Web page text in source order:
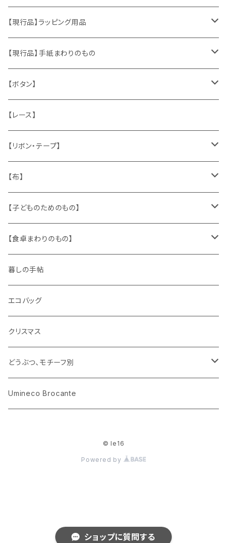
ショップに質問する
おもちゃ、ぬいぐるみ
くま、テディベア
うさぎ
キャラクター
ピノキオ
ヴィンテージファブリック
ハンドメイド製品
お部屋に飾るもの
メタル製品
缶、箱
陶磁器
文房具
木製品
ミニチュア、ドールハウス
切手、FDC
ポストカード、カレンダー
マッチラベル、食品ラベル
蔵書票、荷札、ビュバー、伝票
シール、ステッカー、クロモス
袋、箱、ナプキン、コースター
パズル、ゲーム
古本、古雑誌、古えほん
古レコード
古せっけん
ラッピングペーパー、壁紙
【現行品】ラッピング用品
伝票、タグ、シール
袋、ラッピングペーパー
ひも、テープ
【現行品】手紙まわりのもの
封筒、ポストカード
切手
スタンプ
文房具
【ボタン】
木
貝
メタル
ガラス
プラスチック
紙
【レース】
【リボン・テープ】
チロルテープ・イニシャルテープ
トリム
ワッペン
【布】
キッチンクロス、ナプキン
ニット
布地
【子どものためのもの】
身に着けるもの
【食卓まわりのもの】
ガラス
花びん
小物入れ
陶磁器
カップアンドソーサー
プレート
木製品
ホーロー
メタル
暮しの手帖
エコバッグ
クリスマス
どうぶつ、モチーフ別
くま、ベア
Umineco Brocante
© le16
Powered by